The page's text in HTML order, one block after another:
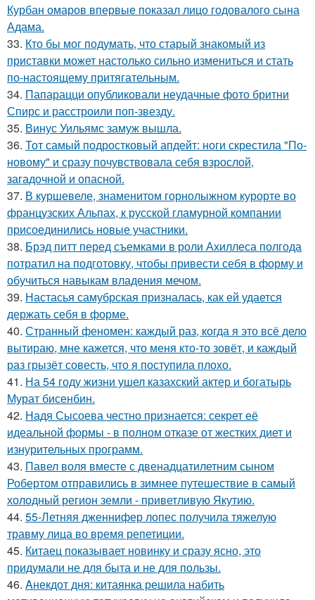
Курбан омаров впервые показал лицо годовалого сына
Адама.
33. Кто бы мог подумать, что старый знакомый из
приставки может настолько сильно измениться и стать
по-настоящему притягательным.
34. Папарацци опубликовали неудачные фото бритни
Спирс и расстроили поп-звезду.
35. Винус Уильямс замуж вышла.
36. Тот самый подростковый апдейт: ноги скрестила "По-
новому" и сразу почувствовала себя взрослой,
загадочной и опасной.
37. В куршевеле, знаменитом горнолыжном курорте во
французских Альпах, к русской гламурной компании
присоединились новые участники.
38. Брэд питт перед съемками в роли Ахиллеса полгода
потратил на подготовку, чтобы привести себя в форму и
обучиться навыкам владения мечом.
39. Настасья самубрская призналась, как ей удается
держать себя в форме.
40. Странный феномен: каждый раз, когда я это всё дело
вытираю, мне кажется, что меня кто-то зовёт, и каждый
раз грызёт совесть, что я поступила плохо.
41. На 54 году жизни ушел казахский актер и богатырь
Мурат бисенбин.
42. Надя Сысоева честно признается: секрет её
идеальной формы - в полном отказе от жестких диет и
изнурительных программ.
43. Павел воля вместе с двенадцатилетним сыном
Робертом отправились в зимнее путешествие в самый
холодный регион земли - приветливую Якутию.
44. 55-Летняя дженнифер лопес получила тяжелую
травму лица во время репетиции.
45. Китаец показывает новинку и сразу ясно, это
придумали не для быта и не для пользы.
46. Aнекдот дня: китаянка решила набить